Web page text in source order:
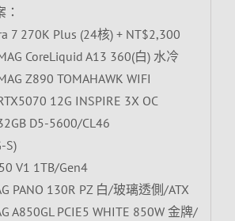
7 270K Plus (24核) + NT$2,300
CoreLiquid A13 360(白) 水冷
Z890 TOMAHAWK WIFI
12G INSPIRE 3X OC
D5-5600/CL46
S)
V1 1TB/Gen4
PANO 130R PZ 白/玻璃透側/ATX
A850GL PCIE5 WHITE 850W 金牌/